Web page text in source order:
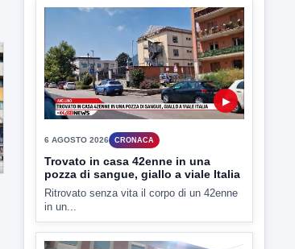
Ancora tensione nel carcere: due
agenti feriti dopo nuove
aggressioni
Nuove giornate di tensioni nel carcere di
Benevento. Due detenuti...
6 AGOSTO 2026 CRONACA